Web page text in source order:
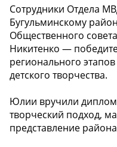
Сотрудники Отдела
Бугульминскому
Общественного
Никитенко —
регионального
детского творчества.
Юлии вручили
творческий подход,
представление